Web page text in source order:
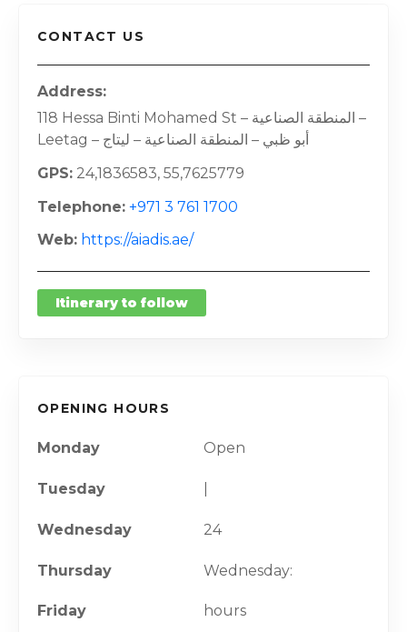
CONTACT US
Address
118 Hessa Binti Mohamed St – المنطقة الصناعية –
Leetag – أبو ظبي – المنطقة الصناعية – ليتاج
GPS 24,1836583, 55,7625779
Telephone +971 3 761 1700
Web https://aiadis.ae/
Itinerary to follow
OPENING HOURS
Monday Open
Tuesday
Wednesday 24
Thursday Wednesday:
Friday hours